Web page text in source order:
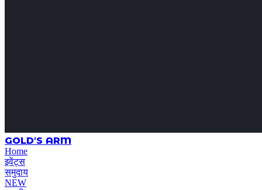
GOLD'S ARM
Home
इवेंट्स
समुदाय
NEW